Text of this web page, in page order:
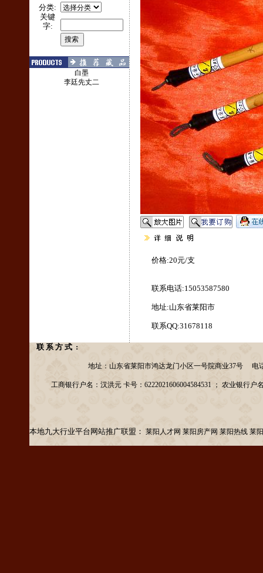
分类:
关键
字:
白墨
李廷先丈二
价格:20元/支
联系电话:15053587580
地址:山东省莱阳市
联系QQ:31678118
联 系 方 式 :
地址：山东省莱阳市鸿达龙门小区一号院商业37号 电话
工商银行户名：汉洪元 卡号：6222021606004584531 ； 农业银行户
本地九大行业平台网站推广联盟： 莱阳人才网 莱阳房产网 莱阳热线 莱